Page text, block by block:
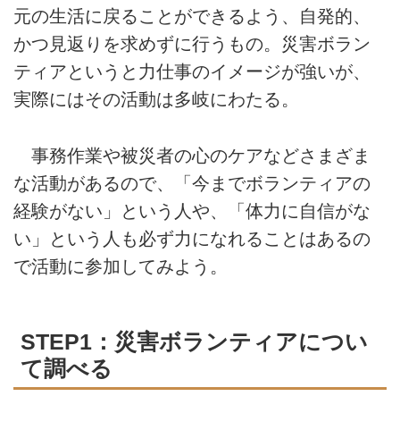
元の生活に戻ることができるよう、自発的、
かつ見返りを求めずに行うもの。災害ボラン
ティアというと力仕事のイメージが強いが、
実際にはその活動は多岐にわたる。
事務作業や被災者の心のケアなどさまざま
な活動があるので、「今までボランティアの
経験がない」という人や、「体力に自信がな
い」という人も必ず力になれることはあるの
で活動に参加してみよう。
STEP1：災害ボランティアについ
て調べる